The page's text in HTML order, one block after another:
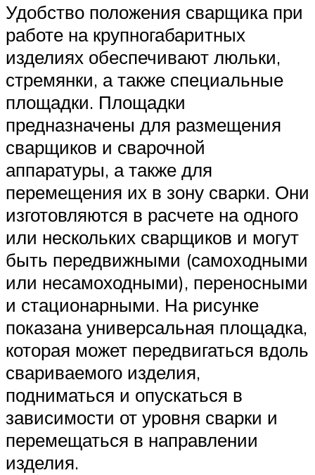
Удобство положения сварщика при
работе на крупногабаритных
изделиях обеспечивают люльки,
стремянки, а также специальные
площадки. Площадки
предназначены для размещения
сварщиков и сварочной
аппаратуры, а также для
перемещения их в зону сварки. Они
изготовляются в расчете на одного
или нескольких сварщиков и могут
быть передвижными (самоходными
или несамоходными), переносными
и стационарными. На рисунке
показана универсальная площадка,
которая может передвигаться вдоль
свариваемого изделия,
подниматься и опускаться в
зависимости от уровня сварки и
перемещаться в направлении
изделия.